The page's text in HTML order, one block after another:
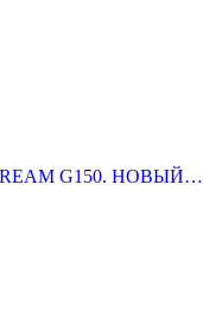
G150. НОВЫЙ…